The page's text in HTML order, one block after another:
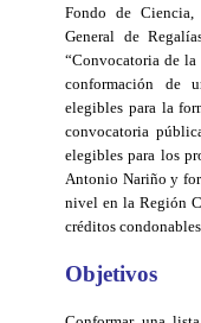
Fondo de
General de
“Convocatoria de
conformación de
elegibles para la
convocatoria
elegibles para los
Antonio Nariño y
nivel en la Región
créditos
Objetivos